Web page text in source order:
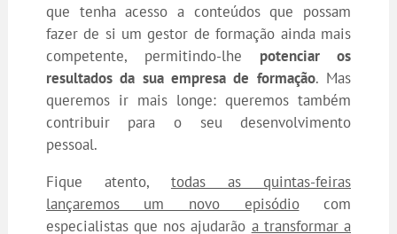
que tenha acesso a conteúdos que possam
fazer de si um gestor de formação ainda mais
competente, permitindo-lhe potenciar os
resultados da sua empresa de formação. Mas
queremos ir mais longe: queremos também
contribuir para o seu desenvolvimento
pessoal.
Fique atento, todas as quintas-feiras
lançaremos um novo episódiocom
especialistas que nos ajudarão a transformar a